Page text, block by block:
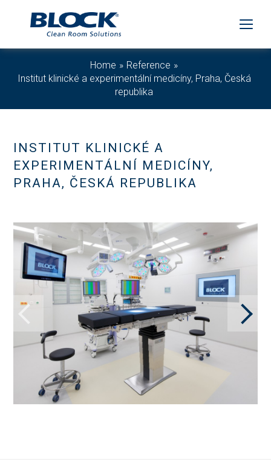
Home
Reference
Institut klinické a experimentální medicíny, Praha, Česká
republika
INSTITUT KLINICKÉ A
EXPERIMENTÁLNÍ MEDICÍNY,
PRAHA, ČESKÁ REPUBLIKA